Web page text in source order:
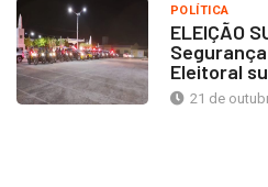
POLÍTICA
ELEIÇÃO
Eleitoral
21 de